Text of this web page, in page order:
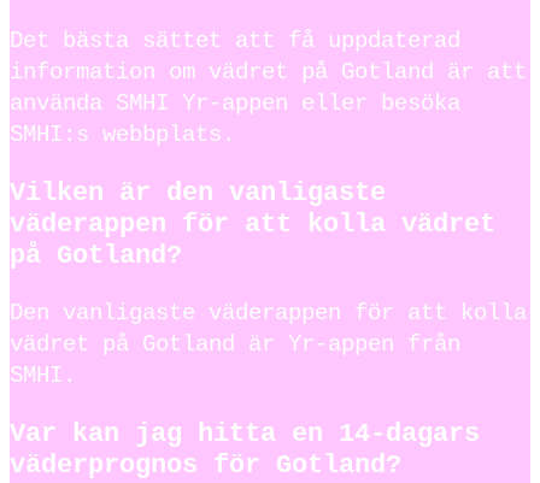
Det bästa sättet att få uppdaterad
information om vädret på Gotland är att
använda SMHI Yr-appen eller besöka
SMHI:s webbplats.
Vilken är den vanligaste
väderappen för att kolla vädret
på Gotland?
Den vanligaste väderappen för att kolla
vädret på Gotland är Yr-appen från
SMHI.
Var kan jag hitta en 14-dagars
väderprognos för Gotland?